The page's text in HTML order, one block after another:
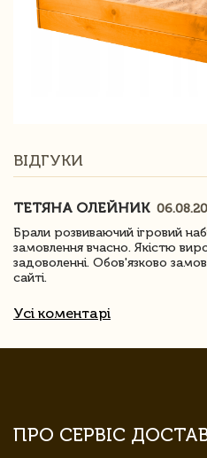
ВІДГУКИ
ТЕТЯНА ОЛЕЙНИК
Брали розвиваючий ігровий
замовлення вчасно. Якістю
задоволенні. Обов'язково
сайті.
Усі коментарі
ПРО СЕРВІС